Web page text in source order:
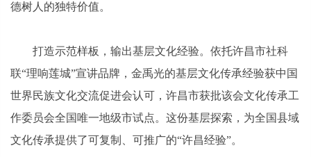
德树人的独特价值。
打造示范样板，输出基层文化经验。依托许昌市社科
联“理响莲城”宣讲品牌，金禹光的基层文化传承经验获中国
世界民族文化交流促进会认可，许昌市获批该会文化传承工
作委员会全国唯一地级市试点。这份基层探索，为全国县域
文化传承提供了可复制、可推广的“许昌经验”。